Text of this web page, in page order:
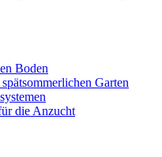
Boden
Garten
die Anzucht